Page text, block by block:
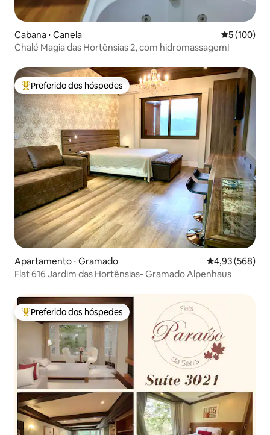
Cabana ⋅ Canela 5 de uma
5 (100)
Chalé Magia das Hortênsias 2, com hidromassagem!
Entre os melhores preferidos dos hóspedes
Preferido dos hóspedes
Apartamento ⋅ Gramado 4,93 de uma
4,93 (568)
Flat 616 Jardim das Hortênsias- Gramado Alpenhaus
Entre os melhores preferidos dos hóspedes
Preferido dos hóspedes